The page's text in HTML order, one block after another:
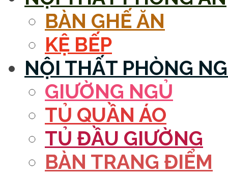
BÀN GHẾ ĂN
KỆ BẾP
NỘI THẤT PHÒNG
GIƯỜNG NGỦ
TỦ QUẦN ÁO
TỦ ĐẦU GIƯỜNG
BÀN TRANG ĐIỂM